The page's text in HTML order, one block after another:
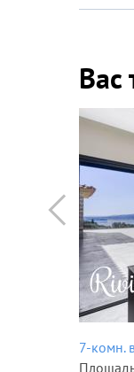
Вас
7-комн.